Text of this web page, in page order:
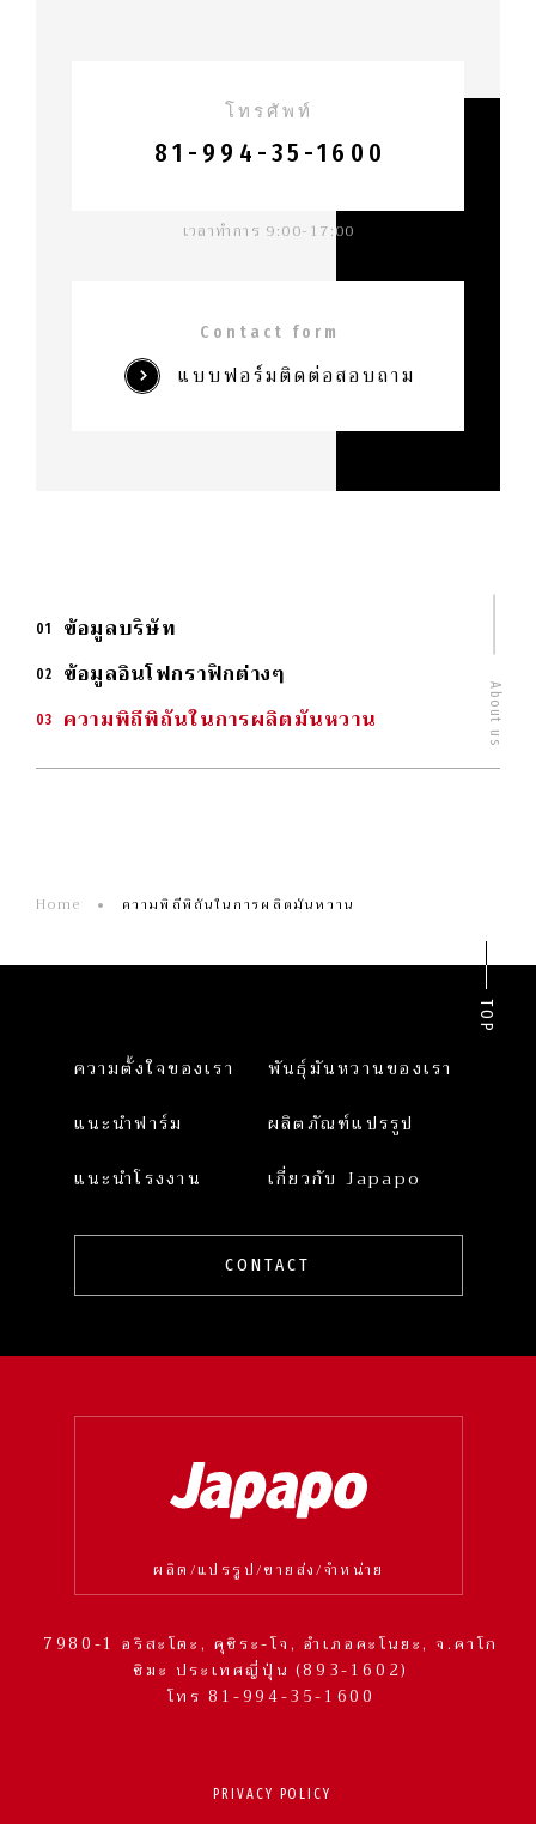
โทรศัพท์
81-994-35-1600
เวลาทำการ 9:00-17:00
Contact form
แบบฟอร์มติดต่อสอบถาม
About us
ข้อมูลบริษัท
ข้อมูลอินโฟกราฟิกต่างๆ
ความพิถีพิถันในการผลิตมันหวาน
Home ความพิถีพิถันในการผลิตมันหวาน
TOP
ความตั้งใจของเรา
แนะนำฟาร์ม
แนะนำโรงงาน
พันธุ์มันหวานของเรา
ผลิตภัณฑ์แปรรูป
เกี่ยวกับ Japapo
CONTACT
ผลิต/แปรรูป/ขายส่ง/จำหน่าย
7980-1 อริสะโตะ, คุชิระ-โจ, อำเภอคะโนยะ, จ.คาโก
ชิมะ ประเทศญี่ปุ่น (893-1602)
โทร 81-994-35-1600
PRIVACY POLICY